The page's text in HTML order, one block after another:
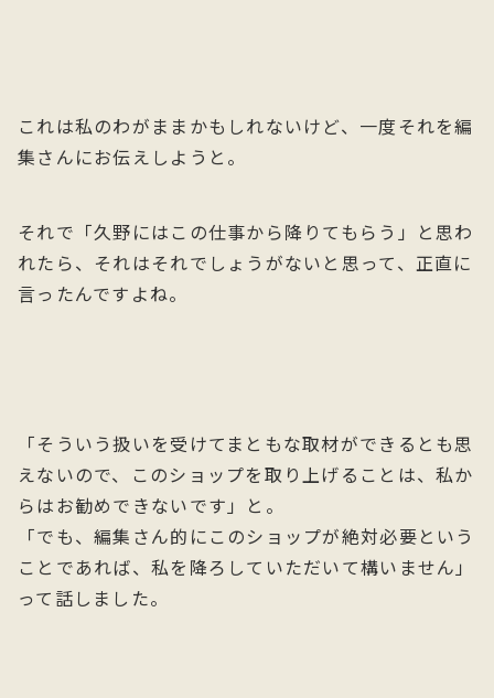
これは私のわがままかもしれないけど、一度それを編
集さんにお伝えしようと。
それで「久野にはこの仕事から降りてもらう」と思わ
れたら、それはそれでしょうがないと思って、正直に
言ったんですよね。
「そういう扱いを受けてまともな取材ができるとも思
えないので、このショップを取り上げることは、私か
らはお勧めできないです」と。
「でも、編集さん的にこのショップが絶対必要という
ことであれば、私を降ろしていただいて構いません」
って話しました。